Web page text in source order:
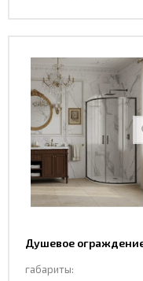
Душевое
100 GREY
габариты: